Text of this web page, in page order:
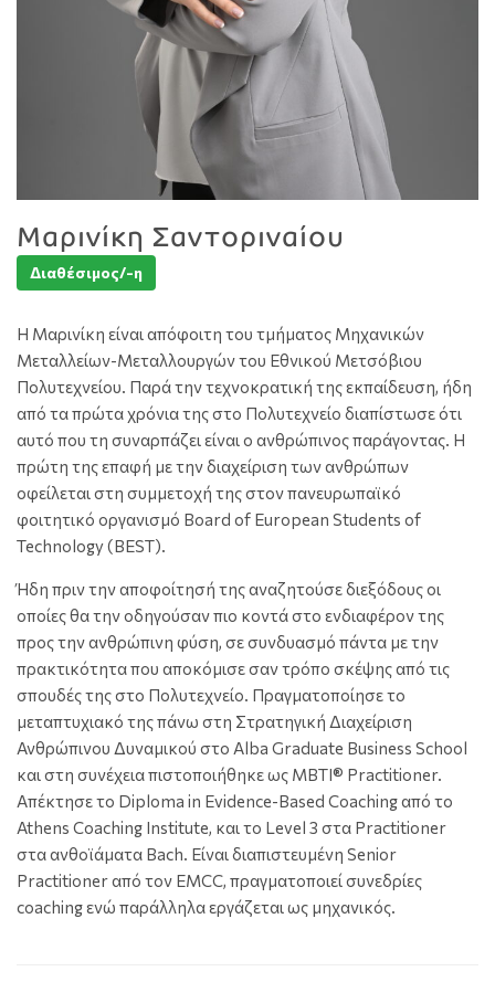
Μαρινίκη Σαντοριναίου
Διαθέσιμος/-η
Η Μαρινίκη είναι απόφοιτη του τμήματος Μηχανικών
Μεταλλείων-Μεταλλουργών του Εθνικού Μετσόβιου
Πολυτεχνείου. Παρά την τεχνοκρατική της εκπαίδευση, ήδη
από τα πρώτα χρόνια της στο Πολυτεχνείο διαπίστωσε ότι
αυτό που τη συναρπάζει είναι ο ανθρώπινος παράγοντας. Η
πρώτη της επαφή με την διαχείριση των ανθρώπων
οφείλεται στη συμμετοχή της στον πανευρωπαϊκό
φοιτητικό οργανισμό Board of European Students of
Technology (BEST).
Ήδη πριν την αποφοίτησή της αναζητούσε διεξόδους οι
οποίες θα την οδηγούσαν πιο κοντά στο ενδιαφέρον της
προς την ανθρώπινη φύση, σε συνδυασμό πάντα με την
πρακτικότητα που αποκόμισε σαν τρόπο σκέψης από τις
σπουδές της στο Πολυτεχνείο. Πραγματοποίησε το
μεταπτυχιακό της πάνω στη Στρατηγική Διαχείριση
Ανθρώπινου Δυναμικού στο Alba Graduate Business School
και στη συνέχεια πιστοποιήθηκε ως MBTI® Practitioner.
Απέκτησε το Diploma in Evidence-Based Coaching από το
Athens Coaching Institute, και το Level 3 στα Practitioner
στα ανθοϊάματα Bach. Είναι διαπιστευμένη Senior
Practitioner από τον EMCC, πραγματοποιεί συνεδρίες
coaching ενώ παράλληλα εργάζεται ως μηχανικός.